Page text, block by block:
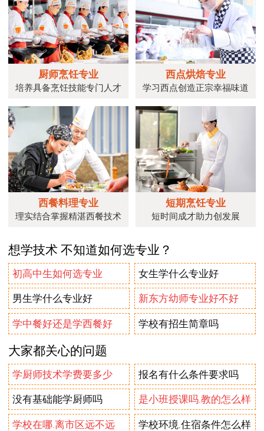
厨师烹饪专业
培养具备烹饪技能专门人才
西点烘焙专业
学习西点创造正宗幸福味道
西餐料理专业
理实结合掌握精湛西餐技术
短期烹饪专业
短时间成才助力创发展
想学技术 不知道如何选专业？
初高中生如何选专业 女生学什么专业好
男生学什么专业好 新东方幼师专业好不好
学中餐好还是学西餐好 学校有招生简章吗
大家都关心的问题
学厨师技术学费要多少 报名有什么条件要求吗
没有基础能学厨师吗 是小班授课吗.教的怎么样
学校在哪.离市区远不远 学校环境.住宿条件怎么样